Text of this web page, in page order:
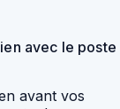
avec le poste
avant vos